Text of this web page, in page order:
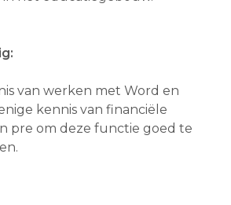
van werken met Word en
kennis van financiële
pre om deze functie goed te